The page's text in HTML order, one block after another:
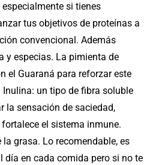
si tienes
tus objetivos de proteínas a
convencional. Además
y especias. La pimienta de
el Guaraná para reforzar este
un tipo de fibra soluble
la sensación de saciedad,
el sistema inmune.
grasa. Lo recomendable, es
día en cada comida pero si no te